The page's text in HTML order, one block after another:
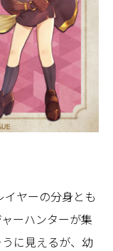
ヤーの分身とも
ーハンターが集
に見えるが、幼